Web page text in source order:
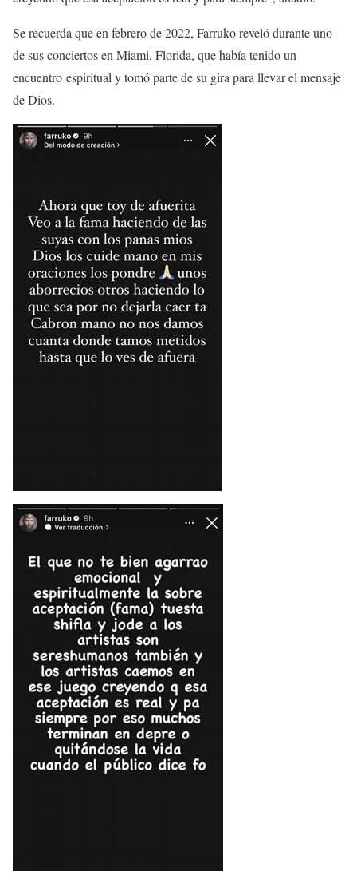
Se recuerda que en febrero de 2022, Farruko reveló durante uno
de sus conciertos en Miami, Florida, que había tenido un
encuentro espiritual y tomó parte de su gira para llevar el mensaje
de Dios.